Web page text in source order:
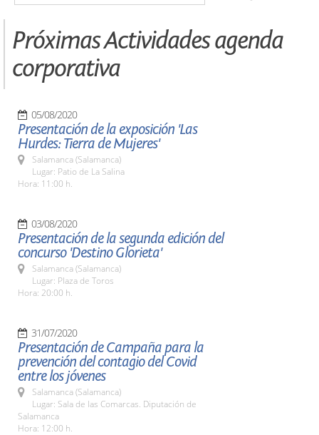
Próximas Actividades agenda
corporativa
05/08/2020
Presentación de la exposición 'Las
Hurdes: Tierra de Mujeres'
Salamanca (Salamanca)
Lugar: Patio de La Salina
Hora: 11:00 h.
03/08/2020
Presentación de la segunda edición del
concurso 'Destino Glorieta'
Salamanca (Salamanca)
Lugar: Plaza de Toros
Hora: 20:00 h.
31/07/2020
Presentación de Campaña para la
prevención del contagio del Covid
entre los jóvenes
Salamanca (Salamanca)
Lugar: Sala de las Comarcas. Diputación de
Salamanca
Hora: 12:00 h.